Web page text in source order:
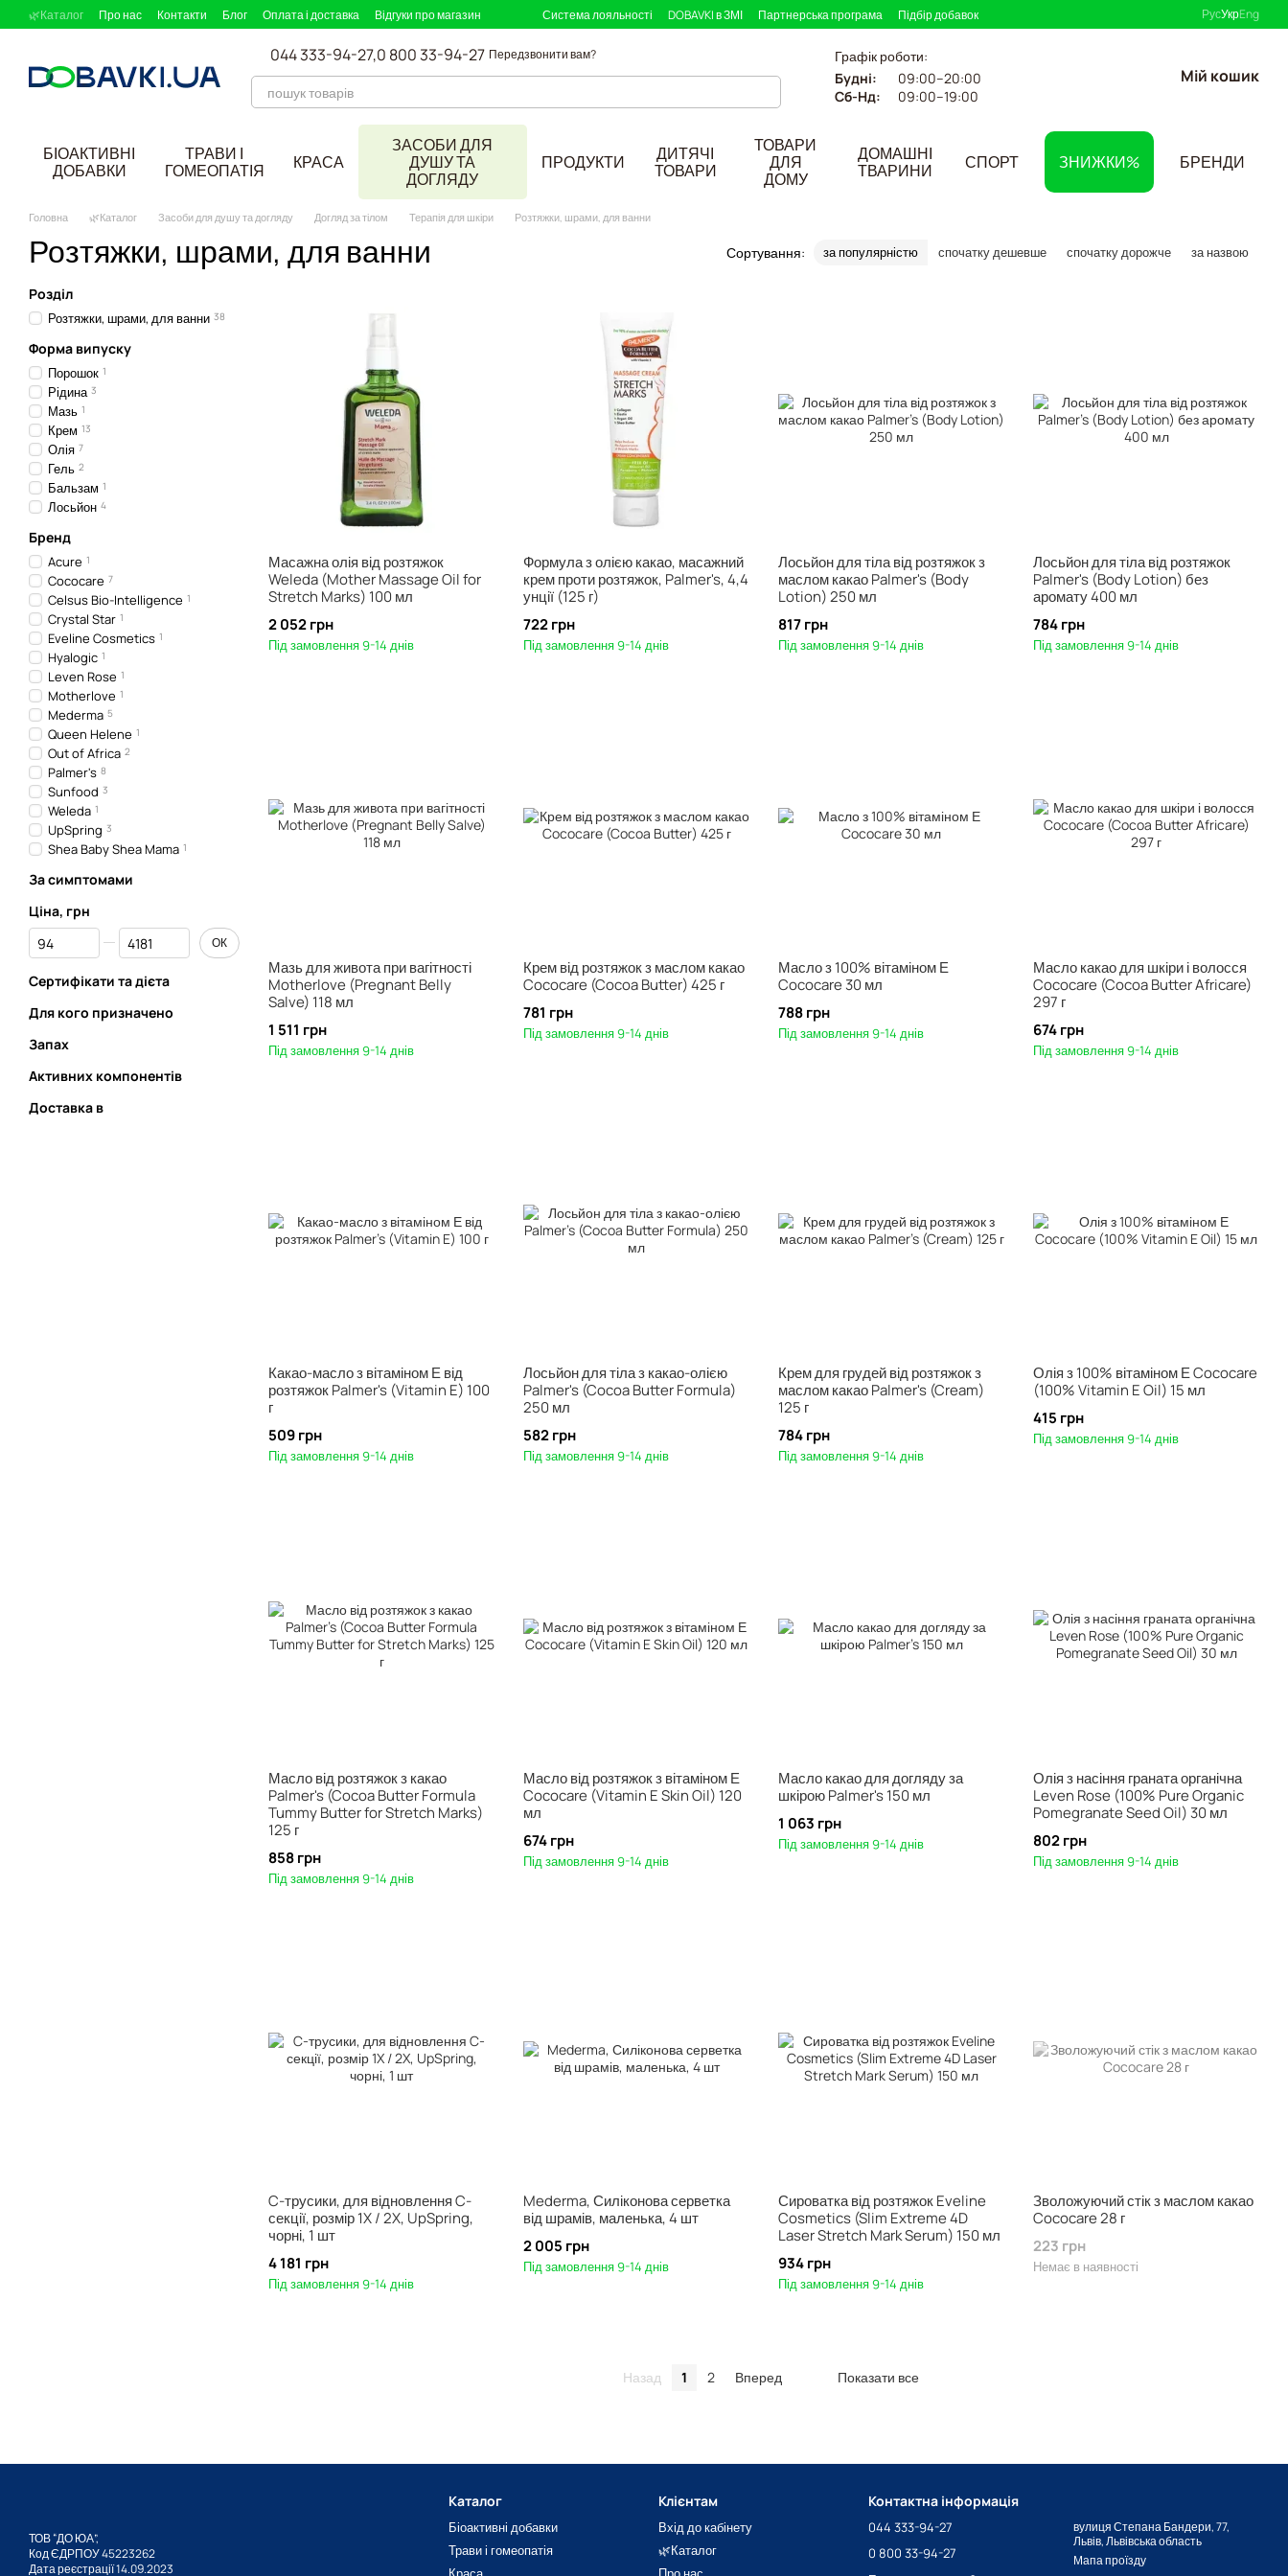
Перейти до основного контенту
🌿Каталог Про нас Контакти Блог Оплата і доставка Відгуки про магазин Система лояльності DOBAVKI в ЗМІ Партнерська програма Підбір добавок РусУкрEng
044 333-94-27,0 800 33-94-27 Передзвонити вам?
Графік роботи:
Будні:
09:00–20:00
Сб-Нд:
09:00–19:00
Мій кошик
БІОАКТИВНІ
ДОБАВКИ
ТРАВИ І
ГОМЕОПАТІЯ
КРАСА
ЗАСОБИ ДЛЯ
ДУШУ ТА
ДОГЛЯДУ
ПРОДУКТИ
ДИТЯЧІ
ТОВАРИ
ТОВАРИ
ДЛЯ
ДОМУ
ДОМАШНІ
ТВАРИНИ
СПОРТ ЗНИЖКИ% БРЕНДИ
Головна 🌿Каталог Засоби для душу та догляду Догляд за тілом Терапія для шкіри Розтяжки, шрами, для ванни
Розтяжки, шрами, для ванни Сортування: за популярністю спочатку дешевше спочатку дорожче за назвою
Масажна олія від розтяжок
Weleda (Mother Massage Oil for
Stretch Marks) 100 мл
2 052 грн
Під замовлення 9-14 днів
Формула з олією какао, масажний
крем проти розтяжок, Palmer's, 4,4
унції (125 г)
722 грн
Під замовлення 9-14 днів
Лосьйон для тіла від розтяжок з
маслом какао Palmer's (Body
Lotion) 250 мл
817 грн
Під замовлення 9-14 днів
Лосьйон для тіла від розтяжок
Palmer's (Body Lotion) без
аромату 400 мл
784 грн
Під замовлення 9-14 днів
Мазь для живота при вагітності
Motherlove (Pregnant Belly
Salve) 118 мл
1 511 грн
Під замовлення 9-14 днів
Крем від розтяжок з маслом какао
Cococare (Cocoa Butter) 425 г
781 грн
Під замовлення 9-14 днів
Масло з 100% вітаміном Е
Cococare 30 мл
788 грн
Під замовлення 9-14 днів
Масло какао для шкіри і волосся
Cococare (Cocoa Butter Africare)
297 г
674 грн
Під замовлення 9-14 днів
Какао-масло з вітаміном Е від
розтяжок Palmer's (Vitamin E) 100
г
509 грн
Під замовлення 9-14 днів
Лосьйон для тіла з какао-олією
Palmer's (Cocoa Butter Formula)
250 мл
582 грн
Під замовлення 9-14 днів
Крем для грудей від розтяжок з
маслом какао Palmer's (Cream)
125 г
784 грн
Під замовлення 9-14 днів
Олія з 100% вітаміном Е Cococare
(100% Vitamin E Oil) 15 мл
415 грн
Під замовлення 9-14 днів
Масло від розтяжок з какао
Palmer's (Cocoa Butter Formula
Tummy Butter for Stretch Marks)
125 г
858 грн
Під замовлення 9-14 днів
Масло від розтяжок з вітаміном Е
Cococare (Vitamin E Skin Oil) 120
мл
674 грн
Під замовлення 9-14 днів
Масло какао для догляду за
шкірою Palmer's 150 мл
1 063 грн
Під замовлення 9-14 днів
Олія з насіння граната органічна
Leven Rose (100% Pure Organic
Pomegranate Seed Oil) 30 мл
802 грн
Під замовлення 9-14 днів
C-трусики, для відновлення C-
секції, розмір 1X / 2X, UpSpring,
чорні, 1 шт
4 181 грн
Під замовлення 9-14 днів
Mederma, Силіконова серветка
від шрамів, маленька, 4 шт
2 005 грн
Під замовлення 9-14 днів
Сироватка від розтяжок Eveline
Cosmetics (Slim Extreme 4D
Laser Stretch Mark Serum) 150 мл
934 грн
Під замовлення 9-14 днів
Зволожуючий стік з маслом какао
Cococare 28 г
223 грн
Немає в наявності
Назад 1 2 Вперед Показати все
Розділ
Розтяжки, шрами, для ванни 38
Форма випуску
Порошок 1
Рідина 3
Мазь 1
Крем 13
Олія 7
Гель 2
Бальзам 1
Лосьйон 4
Бренд
Acure 1
Cococare 7
Celsus Bio-Intelligence 1
Crystal Star 1
Eveline Cosmetics 1
Hyalogic 1
Leven Rose 1
Motherlove 1
Mederma 5
Queen Helene 1
Out of Africa 2
Palmer's 8
Sunfood 3
Weleda 1
UpSpring 3
Shea Baby Shea Mama 1
За симптомами
Ціна, грн
Від Ціна, грн
До Ціна, грн ОК
Сертифікати та дієта
Для кого призначено
Запах
Активних компонентів
Доставка в
ТОВ “ДО ЮА”,
Код ЄДРПОУ 45223262
Дата реєстрації 14.09.2023
Каталог
Біоактивні добавки
Трави і гомеопатія
Клієнтам
Вхід до кабінету
🌿Каталог
Контактна інформація
044 333-94-27
0 800 33-94-27
вулиця Степана Бандери, 77,
Львів, Львівська область
Мапа проїзду